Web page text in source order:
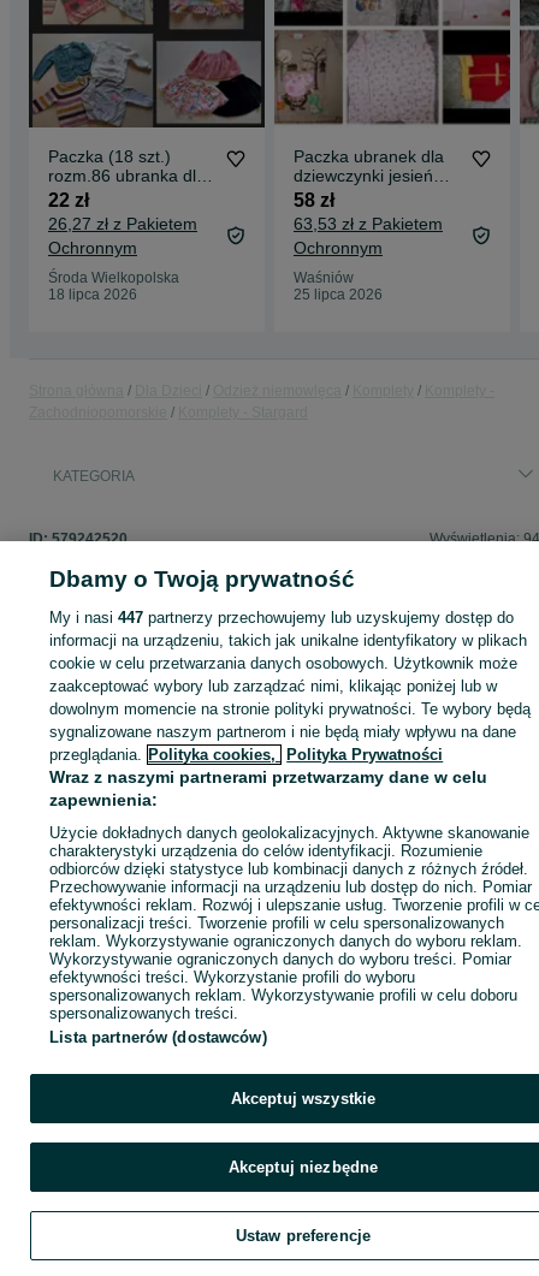
Paczka (18 szt.)
rozm.86 ubranka dla
dziewczynki
22 zł
26,27 zł z Pakietem
Ochronnym
Środa Wielkopolska
18 lipca 2026
Paczka ubranek dla
dziewczynki jesień
zima paka zestaw
58 zł
63,53 zł z Pakietem
Ochronnym
Waśniów
25 lipca 2026
KATEGORIA
ID:579242520 Wyświetlenia:
Zaloguj się lub załóż konto na OLX, aby skontaktować się z
sprzedającym
Zaloguj się / Załóż konto
Wyślij wiadomość
Dbamy o Twoją prywatność
My i nasi447 partnerzy przechowujemy lub uzyskujemy dostęp do
informacji na urządzeniu, takich jak unikalne identyfikatory w plikach
cookie w celu przetwarzania danych osobowych. Użytkownik może
zaakceptować wybory lub zarządzać nimi, klikając poniżej lub w
dowolnym momencie na stronie polityki prywatności. Te wybory będą
sygnalizowane naszym partnerom i nie będą miały wpływu na dane
przeglądania. Polityka cookies, Polityka Prywatności
Wraz z naszymi partnerami przetwarzamy dane w celu
zapewnienia:
Użycie dokładnych danych geolokalizacyjnych. Aktywne skanowanie
charakterystyki urządzenia do celów identyfikacji. Rozumienie
odbiorców dzięki statystyce lub kombinacji danych z różnych źródeł.
Przechowywanie informacji na urządzeniu lub dostęp do nich. Pomiar
efektywności reklam. Rozwój i ulepszanie usług. Tworzenie profili w
personalizacji treści. Tworzenie profili w celu spersonalizowanych
reklam. Wykorzystywanie ograniczonych danych do wyboru reklam.
Wykorzystywanie ograniczonych danych do wyboru treści. Pomiar
efektywności treści. Wykorzystanie profili do wyboru
spersonalizowanych reklam. Wykorzystywanie profili w celu doboru
spersonalizowanych treści.
Lista partnerów (dostawców)
Akceptuj wszystkie
Akceptuj niezbędne
Ustaw preferencje